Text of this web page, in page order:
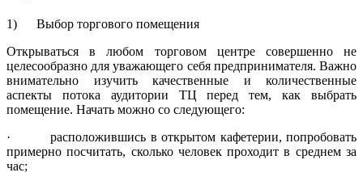
1) Выбор торгового помещения
Открываться в любом торговом центре совершенно не
целесообразно для уважающего себя предпринимателя. Важно
внимательно изучить качественные и количественные
аспекты потока аудитории ТЦ перед тем, как выбрать
помещение. Начать можно со следующего:
· расположившись в открытом кафетерии, попробовать
примерно посчитать, сколько человек проходит в среднем за
час;